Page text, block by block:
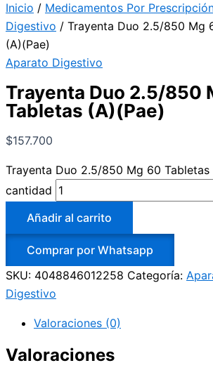
Inicio / Medicamentos Por
Digestivo / Trayenta Duo 2.5/850 Mg
(A)(Pae)
Aparato Digestivo
Trayenta Duo 2.5/850
Tabletas (A)(Pae)
$157.700
Trayenta Duo 2.5/850 Mg 60 Tabletas
cantidad
Añadir al carrito
Comprar por Whatsapp
SKU: 4048846012258 Categoría:
Digestivo
Valoraciones (0)
Valoraciones